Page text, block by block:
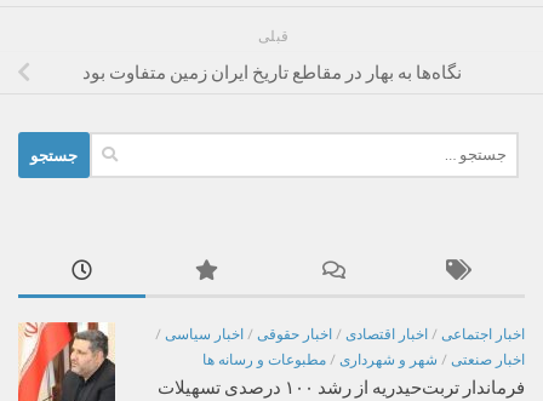
قبلی
نگاه‌ها به بهار در مقاطع تاریخ ایران زمین متفاوت بود
برای:
اخبار اجتماعی / اخبار اقتصادی / اخبار حقوقی / اخبار سیاسی /
اخبار صنعتی / شهر و شهرداری / مطبوعات و رسانه ها
فرماندار تربت‌حیدریه از رشد ۱۰۰ درصدی تسهیلات